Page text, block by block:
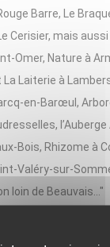
Barre, Le
Cerisier, mais
Omer, Nature à
La ­Laiterie à
en-Barœul,
Bois, ­Rhizome à
Valéry-sur-
loin de ­Beauvais…"